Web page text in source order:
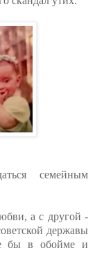
семейным
а с другой -
державы
бы в обойме и